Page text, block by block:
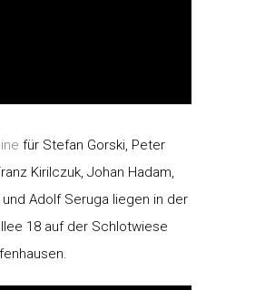
für Stefan Gorski, Peter
Kirilczuk, Johan Hadam,
und Adolf Seruga liegen in der
18 auf der Schlotwiese